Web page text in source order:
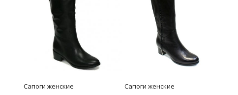
Сапоги женские Сапоги женские